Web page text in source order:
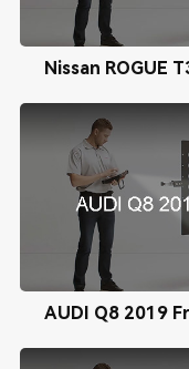
Nissan ROGUE
AUDI Q8 2019